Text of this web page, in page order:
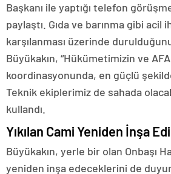
Başkanı ile yaptığı telefon
paylaştı. Gıda ve barınma gibi acil
karşılanması üzerinde
Büyükakın, “Hükümetimizin ve
koordinasyonunda, en güçlü şekilde
Teknik ekiplerimiz de sahada
kullandı.
Yıkılan Cami Yeniden İnşa
Büyükakın, yerle bir olan Onbaşı
yeniden inşa edeceklerini de